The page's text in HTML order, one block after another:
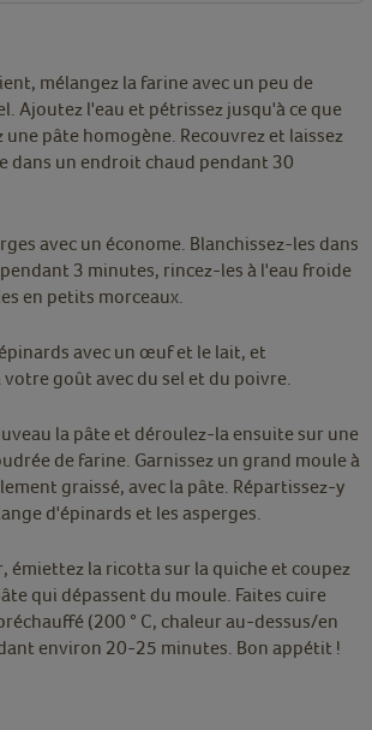
mélangez la farine avec un peu de
Ajoutez l'eau et pétrissez jusqu'à ce que
pâte homogène. Recouvrez et laissez
dans un endroit chaud pendant 30
avec un économe . Blanchissez-les dans
pendant 3 minutes, rincez-les à l'eau froide
en petits morceaux.
avec un œuf et le lait, et
votre goût avec du sel et du poivre.
la pâte et déroulez-la ensuite sur une
de farine. Garnissez un grand moule à
graissé, avec la pâte. Répartissez-y
d'épinards et les asperges.
émiettez la ricotta sur la quiche et coupez
qui dépassent du moule. Faites cuire
(200 ° C, chaleur au-dessus/en
environ 20-25 minutes. Bon appétit !